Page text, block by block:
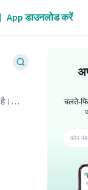
App डाउनलोड करें
चलते-